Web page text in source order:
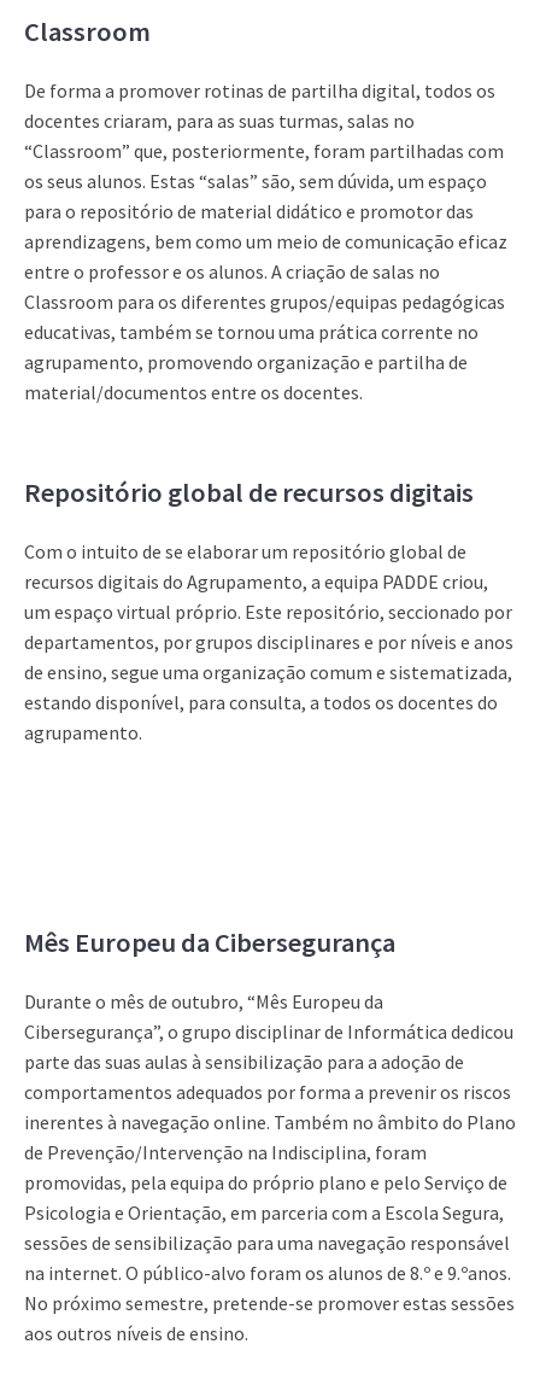
Classroom
De forma a promover rotinas de partilha digital, todos os
docentes criaram, para as suas turmas, salas no
“Classroom” que, posteriormente, foram partilhadas com
os seus alunos. Estas “salas” são, sem dúvida, um espaço
para o repositório de material didático e promotor das
aprendizagens, bem como um meio de comunicação eficaz
entre o professor e os alunos. A criação de salas no
Classroom para os diferentes grupos/equipas pedagógicas
educativas, também se tornou uma prática corrente no
agrupamento, promovendo organização e partilha de
material/documentos entre os docentes.
Repositório global de recursos digitais
Com o intuito de se elaborar um repositório global de
recursos digitais do Agrupamento, a equipa PADDE criou,
um espaço virtual próprio. Este repositório, seccionado por
departamentos, por grupos disciplinares e por níveis e anos
de ensino, segue uma organização comum e sistematizada,
estando disponível, para consulta, a todos os docentes do
agrupamento.
Mês Europeu da Cibersegurança
Durante o mês de outubro, “Mês Europeu da
Cibersegurança”, o grupo disciplinar de Informática dedicou
parte das suas aulas à sensibilização para a adoção de
comportamentos adequados por forma a prevenir os riscos
inerentes à navegação online. Também no âmbito do Plano
de Prevenção/Intervenção na Indisciplina, foram
promovidas, pela equipa do próprio plano e pelo Serviço de
Psicologia e Orientação, em parceria com a Escola Segura,
sessões de sensibilização para uma navegação responsável
na internet. O público-alvo foram os alunos de 8.º e 9.ºanos.
No próximo semestre, pretende-se promover estas sessões
aos outros níveis de ensino.